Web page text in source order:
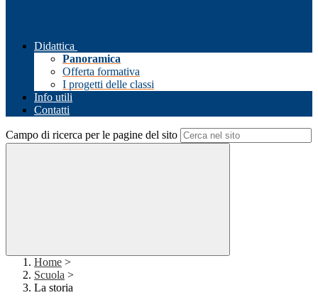
Didattica
Panoramica
Offerta formativa
I progetti delle classi
Info utili
Contatti
Campo di ricerca per le pagine del sito
Home >
Scuola >
La storia